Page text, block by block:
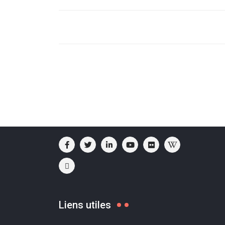
Liens utiles